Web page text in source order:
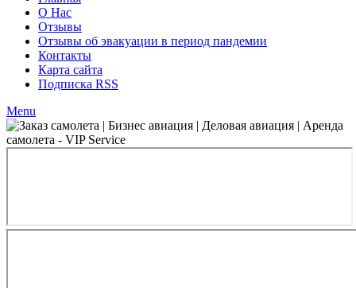
О Нас
Отзывы
Отзывы об эвакуации в период пандемии
Контакты
Карта сайта
Подписка RSS
Menu